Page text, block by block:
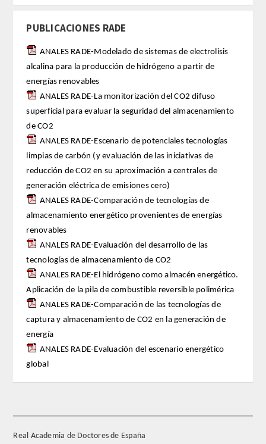
ARQUITECTURA Y BELLAS ARTES
VETERINARIA
NUMERO
SUPERNUMERARIOS
CORRESPONDIENTES
Nacionales
Extranjeros
HONOR
HISTÓRICO DE ACADÉMICOS
NÚMERO
CORRESPONDIENTES
NACIONALES
EXTRANJEROS
DE MÉRITO
PUBLICACIONES RADE
ANALES RADE-Modelado de sistemas de electrolisis
alcalina para la producción de hidrógeno a partir de
energías renovables
ANALES RADE-La monitorización del CO2 difuso
superficial para evaluar la seguridad del almacenamiento
de CO2
ANALES RADE-Escenario de potenciales tecnologías
limpias de carbón (y evaluación de las iniciativas de
reducción de CO2 en su aproximación a centrales de
generación eléctrica de emisiones cero)
ANALES RADE-Comparación de tecnologías de
almacenamiento energético provenientes de energías
renovables
ANALES RADE-Evaluación del desarrollo de las
tecnologías de almacenamiento de CO2
ANALES RADE-El hidrógeno como almacén energético.
Aplicación de la pila de combustible reversible polimérica
ANALES RADE-Comparación de las tecnologías de
captura y almacenamiento de CO2 en la generación de
energía
ANALES RADE-Evaluación del escenario energético
global
Real Academia de Doctores de España